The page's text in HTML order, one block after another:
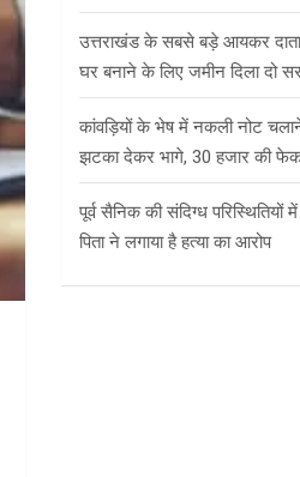
उत्तराखंड के सबसे बड़े आयकर
घर बनाने के लिए जमीन दिला दो
कांवड़ियों के भेष में नकली नोट
झटका देकर भागे, 30 हजार की
पूर्व सैनिक की संदिग्ध
पिता ने लगाया है हत्या का आरोप